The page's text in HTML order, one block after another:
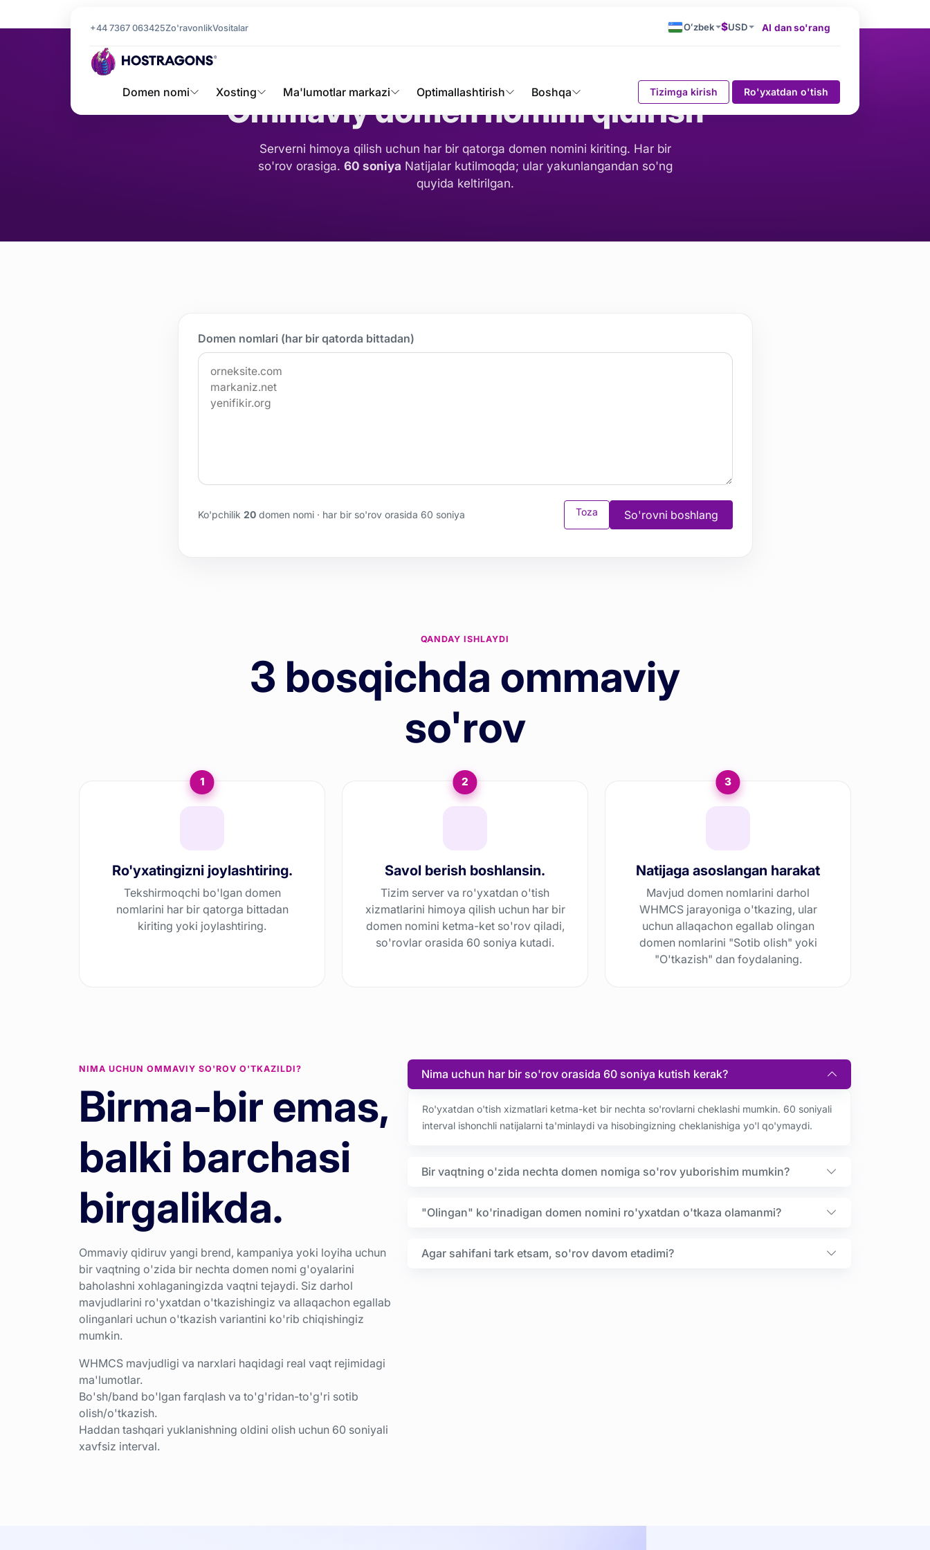
+44 7367 063425Zo'ravonlikVositalar Oʻzbek $USD AI dan so'rang
Domen nomi Xosting Ma'lumotlar markazi Optimallashtirish Boshqa Tizimga kirish Ro'yxatdan o'tish
Ommaviy domen nomini qidirish
Serverni himoya qilish uchun har bir qatorga domen nomini kiriting. Har bir
so'rov orasiga. 60 soniya Natijalar kutilmoqda; ular yakunlangandan so'ng
quyida keltirilgan.
Domen nomlari (har bir qatorda bittadan)
Ko'pchilik 20domen nomi · har bir so'rov orasida 60 soniya Toza So'rovni boshlang
QANDAY ISHLAYDI
3 bosqichda ommaviy
so'rov
1
Ro'yxatingizni joylashtiring.
Tekshirmoqchi bo'lgan domen
nomlarini har bir qatorga bittadan
kiriting yoki joylashtiring.
2
Savol berish boshlansin.
Tizim server va ro'yxatdan o'tish
xizmatlarini himoya qilish uchun har bir
domen nomini ketma-ket so'rov qiladi,
so'rovlar orasida 60 soniya kutadi.
3
Natijaga asoslangan harakat
Mavjud domen nomlarini darhol
WHMCS jarayoniga o'tkazing, ular
uchun allaqachon egallab olingan
domen nomlarini "Sotib olish" yoki
"O'tkazish" dan foydalaning.
NIMA UCHUN OMMAVIY SO'ROV O'TKAZILDI?
Birma-bir emas,
balki barchasi
birgalikda.
Ommaviy qidiruv yangi brend, kampaniya yoki loyiha uchun
bir vaqtning o'zida bir nechta domen nomi g'oyalarini
baholashni xohlaganingizda vaqtni tejaydi. Siz darhol
mavjudlarini ro'yxatdan o'tkazishingiz va allaqachon egallab
olinganlari uchun o'tkazish variantini ko'rib chiqishingiz
mumkin.
WHMCS mavjudligi va narxlari haqidagi real vaqt rejimidagi
ma'lumotlar.
Bo'sh/band bo'lgan farqlash va to'g'ridan-to'g'ri sotib
olish/o'tkazish.
Haddan tashqari yuklanishning oldini olish uchun 60 soniyali
xavfsiz interval.
Nima uchun har bir so'rov orasida 60 soniya kutish kerak?
Ro'yxatdan o'tish xizmatlari ketma-ket bir nechta so'rovlarni cheklashi mumkin. 60 soniyali
interval ishonchli natijalarni ta'minlaydi va hisobingizning cheklanishiga yo'l qo'ymaydi.
Bir vaqtning o'zida nechta domen nomiga so'rov yuborishim mumkin?
"Olingan" ko'rinadigan domen nomini ro'yxatdan o'tkaza olamanmi?
Agar sahifani tark etsam, so'rov davom etadimi?